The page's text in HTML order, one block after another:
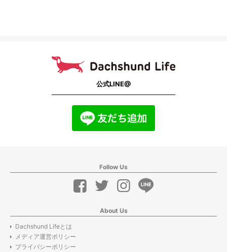
公式LINE@
Follow Us
About Us
Dachshund Lifeとは
メディア運営ポリシー
プライバシーポリシー